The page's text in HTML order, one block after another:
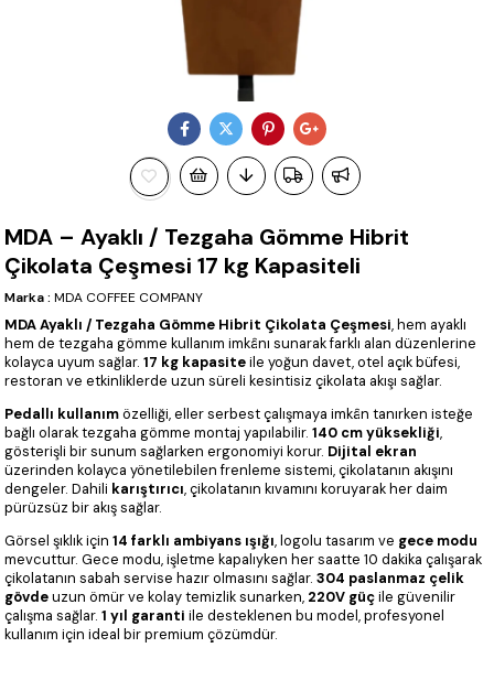
MDA – Ayaklı / Tezgaha Gömme Hibrit
Çikolata Çeşmesi 17 kg Kapasiteli
Marka : MDA COFFEE COMPANY
MDA Ayaklı / Tezgaha Gömme Hibrit Çikolata Çeşmesi, hem ayaklı
hem de tezgaha gömme kullanım imkânı sunarak farklı alan düzenlerine
kolayca uyum sağlar.17 kg kapasiteile yoğun davet, otel açık büfesi,
restoran ve etkinliklerde uzun süreli kesintisiz çikolata akışı sağlar.
Pedallı kullanımözelliği, eller serbest çalışmaya imkân tanırken isteğe
bağlı olarak tezgaha gömme montaj yapılabilir.140 cm yüksekliği,
gösterişli bir sunum sağlarken ergonomiyi korur. Dijital ekran
üzerinden kolayca yönetilebilen frenleme sistemi, çikolatanın akışını
dengeler. Dahili karıştırıcı, çikolatanın kıvamını koruyarak her daim
pürüzsüz bir akış sağlar.
Görsel şıklık için14 farklı ambiyans ışığı, logolu tasarım ve gece modu
mevcuttur. Gece modu, işletme kapalıyken her saatte 10 dakika çalışarak
çikolatanın sabah servise hazır olmasını sağlar.304 paslanmaz çelik
gövdeuzun ömür ve kolay temizlik sunarken, 220V güçile güvenilir
çalışma sağlar.1 yıl garanti ile desteklenen bu model, profesyonel
kullanım için ideal bir premium çözümdür.